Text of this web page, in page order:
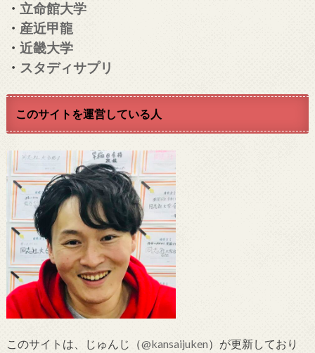
・ 立命館大学
・ 産近甲龍
・ 近畿大学
・ スタディサプリ
このサイトを運営している人
このサイトは、じゅんじ（@kansaijuken）が更新しており